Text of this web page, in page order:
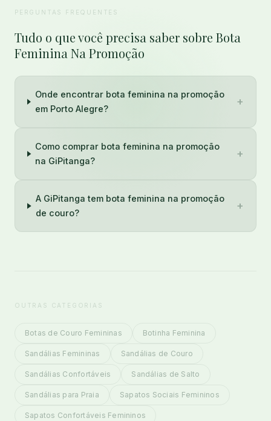
PERGUNTAS FREQUENTES
Tudo o que você precisa saber sobre Bota
Feminina Na Promoção
Onde encontrar bota feminina na promoção
em Porto Alegre?
+
Como comprar bota feminina na promoção
na GiPitanga?
+
A GiPitanga tem bota feminina na promoção
de couro?
+
OUTRAS CATEGORIAS
Botas de Couro Femininas Botinha Feminina
Sandálias Femininas Sandálias de Couro
Sandálias Confortáveis Sandálias de Salto
Sandálias para Praia Sapatos Sociais Femininos
Sapatos Confortáveis Femininos